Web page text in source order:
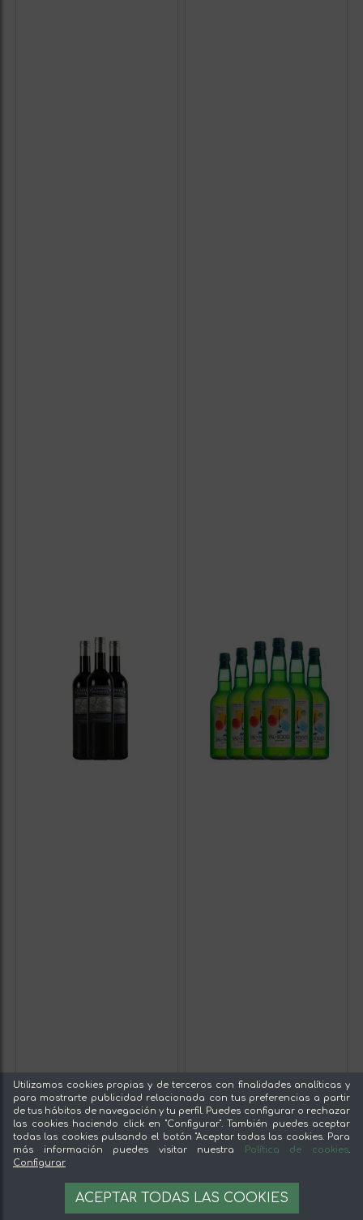
Utilizamos cookies propias y de terceros con finalidades analíticas y
para mostrarte publicidad relacionada con tus preferencias a partir
de tus hábitos de navegación y tu perfil. Puedes configurar o rechazar
las cookies haciendo click en "Configurar". También puedes aceptar
todas las cookies pulsando el botón "Aceptar todas las cookies. Para
más información puedes visitar nuestra
Política de cookies.
Configurar
ACEPTAR TODAS LAS COOKIES